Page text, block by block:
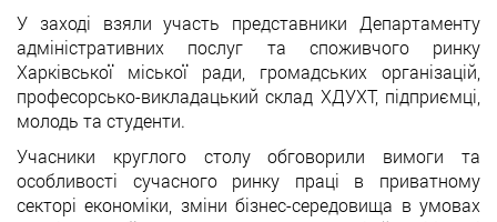
У заході взяли участь представники Департаменту
адміністративних послуг та споживчого ринку
Харківської міської ради, громадських організацій,
професорсько-викладацький склад ХДУХТ, підприємці,
молодь та студенти.
Учасники круглого столу обговорили вимоги та
особливості сучасного ринку праці в приватному
секторі економіки, зміни бізнес-середовища в умовах